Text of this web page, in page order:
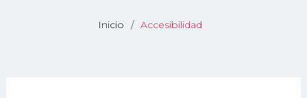
Inicio Accesibilidad